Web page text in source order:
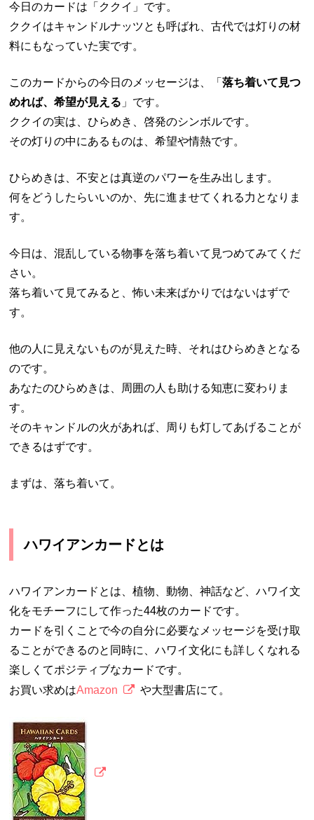
今日のカードは「ククイ」です。
ククイはキャンドルナッツとも呼ばれ、古代では灯りの材
料にもなっていた実です。
このカードからの今日のメッセージは、「落ち着いて見つ
めれば、希望が見える 」です。
ククイの実は、ひらめき、啓発のシンボルです。
その灯りの中にあるものは、希望や情熱です。
ひらめきは、不安とは真逆のパワーを生み出します。
何をどうしたらいいのか、先に進ませてくれる力となりま
す。
今日は、混乱している物事を落ち着いて見つめてみてくだ
さい。
落ち着いて見てみると、怖い未来ばかりではないはずで
す。
他の人に見えないものが見えた時、それはひらめきとなる
のです。
あなたのひらめきは、周囲の人も助ける知恵に変わりま
す。
そのキャンドルの火があれば、周りも灯してあげることが
できるはずです。
まずは、落ち着いて。
ハワイアンカードとは
ハワイアンカードとは、植物、動物、神話など、ハワイ文
化をモチーフにして作った44枚のカードです。
カードを引くことで今の自分に必要なメッセージを受け取
ることができるのと同時に、ハワイ文化にも詳しくなれる
楽しくてポジティブなカードです。
お買い求めはAmazon や大型書店にて。